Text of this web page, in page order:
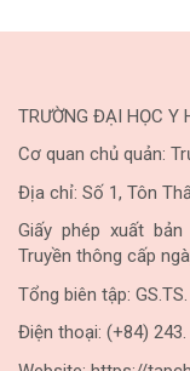
TRƯỜNG ĐẠI HỌC Y
Cơ quan chủ quản:
Địa chỉ: Số 1, Tôn
Giấy phép xuất
Truyền thông cấp
Tổng biên tập:
Điện thoại: (+84)